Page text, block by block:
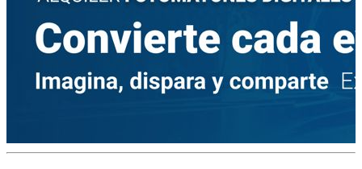
¡Bienvenido! Soy el asistente virtual de rocio.com.
¿En qué puedo ayudarte?